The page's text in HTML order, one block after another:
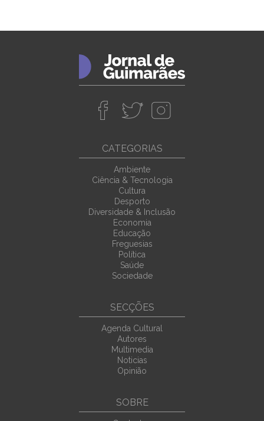
CATEGORIAS
Ambiente
Ciência & Tecnologia
Cultura
Desporto
Diversidade & Inclusão
Economia
Educação
Freguesias
Política
Saúde
Sociedade
SECÇÕES
Agenda Cultural
Autores
Multimedia
Noticias
Opinião
SOBRE